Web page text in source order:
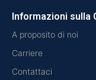
Informazioni sulla
A proposito di noi
Carriere
Contattaci